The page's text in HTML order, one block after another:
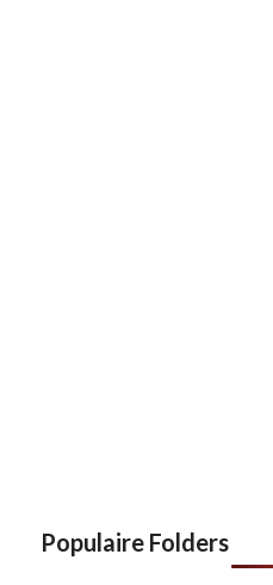
Populaire Folders